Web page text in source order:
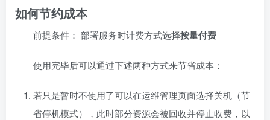
如何节约成本
前提条件： 部署服务时计费方式选择按量付费
使用完毕后可以通过下述两种方式来节省成本：
若只是暂时不使用了可以在运维管理页面选择关机（节
省停机模式），此时部分资源会被回收并停止收费，以